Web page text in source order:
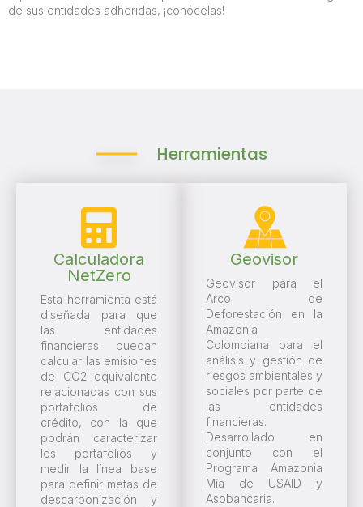
de sus entidades adheridas, ¡conócelas!
Herramientas
Calculadora
NetZero
Esta herramienta está
diseñada para que
las entidades
financieras puedan
calcular las emisiones
de CO2 equivalente
relacionadas con sus
portafolios de
crédito, con la que
podrán caracterizar
los portafolios y
medir la línea base
para definir metas de
descarbonización y
Geovisor
Geovisor para el
Arco de
Deforestación en la
Amazonia
Colombiana para el
análisis y gestión de
riesgos ambientales y
sociales por parte de
las entidades
financieras.
Desarrollado en
conjunto con el
Programa Amazonia
Mía de USAID y
Asobancaria.